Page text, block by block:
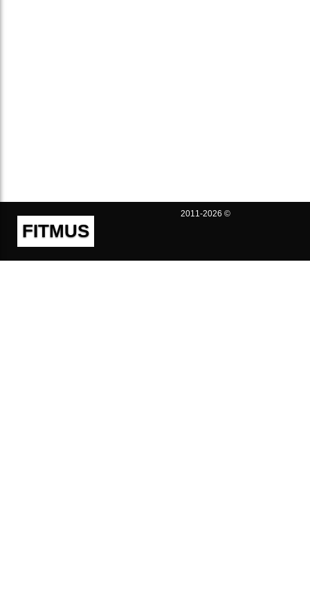
FITMUS
2011-2026 ©